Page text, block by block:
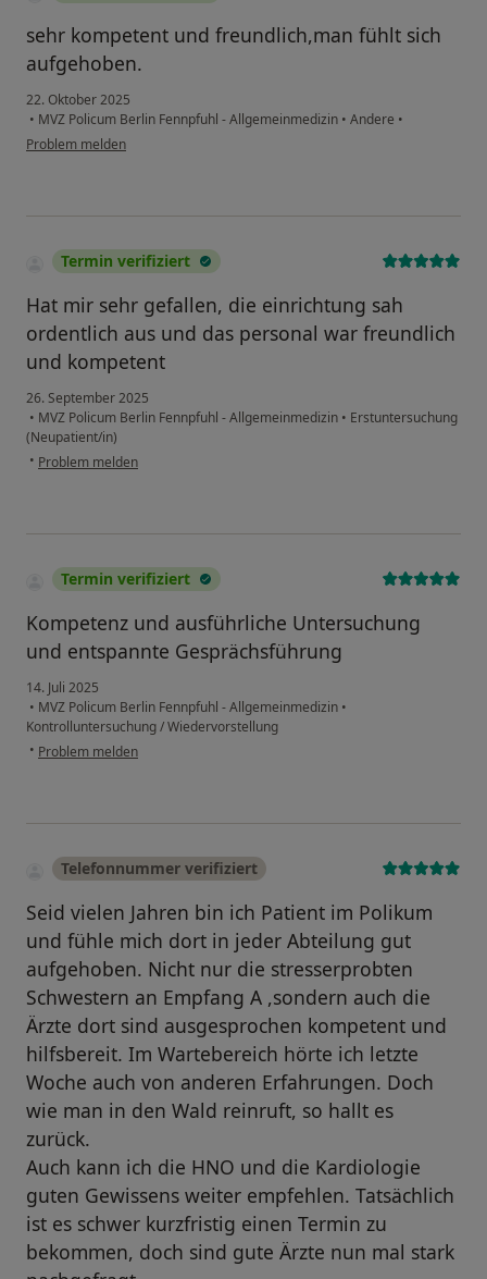
sehr kompetent und freundlich,man fühlt sich
aufgehoben.
22. Oktober 2025
• MVZ Policum Berlin Fennpfuhl - Allgemeinmedizin • Andere •
Problem melden
Termin verifiziert
Hat mir sehr gefallen, die einrichtung sah
ordentlich aus und das personal war freundlich
und kompetent
26. September 2025
• MVZ Policum Berlin Fennpfuhl - Allgemeinmedizin • Erstuntersuchung
(Neupatient/in)
• Problem melden
Termin verifiziert
Kompetenz und ausführliche Untersuchung
und entspannte Gesprächsführung
14. Juli 2025
• MVZ Policum Berlin Fennpfuhl - Allgemeinmedizin •
Kontrolluntersuchung / Wiedervorstellung
• Problem melden
Telefonnummer verifiziert
Seid vielen Jahren bin ich Patient im Polikum
und fühle mich dort in jeder Abteilung gut
aufgehoben. Nicht nur die stresserprobten
Schwestern an Empfang A ,sondern auch die
Ärzte dort sind ausgesprochen kompetent und
hilfsbereit. Im Wartebereich hörte ich letzte
Woche auch von anderen Erfahrungen. Doch
wie man in den Wald reinruft, so hallt es
zurück.
Auch kann ich die HNO und die Kardiologie
guten Gewissens weiter empfehlen. Tatsächlich
ist es schwer kurzfristig einen Termin zu
bekommen, doch sind gute Ärzte nun mal stark